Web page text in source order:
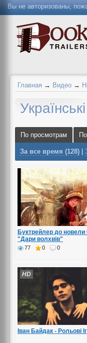
Вы не авторизованы,
Главная → Видео →
По просмотрам
За все время (128)
Буктрейлер до новели
"Дари волхвів"
77 0 0
HD
Іван Байдак - Рольові